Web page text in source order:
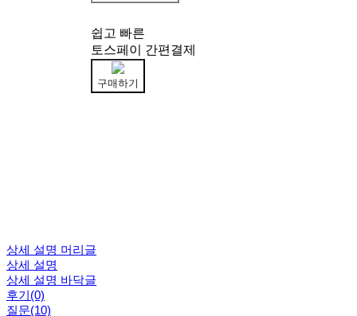
쉽고 빠른
토스페이 간편결제
구매하기
상세 설명 머리글
상세 설명
상세 설명 바닥글
후기(0)
질문(10)